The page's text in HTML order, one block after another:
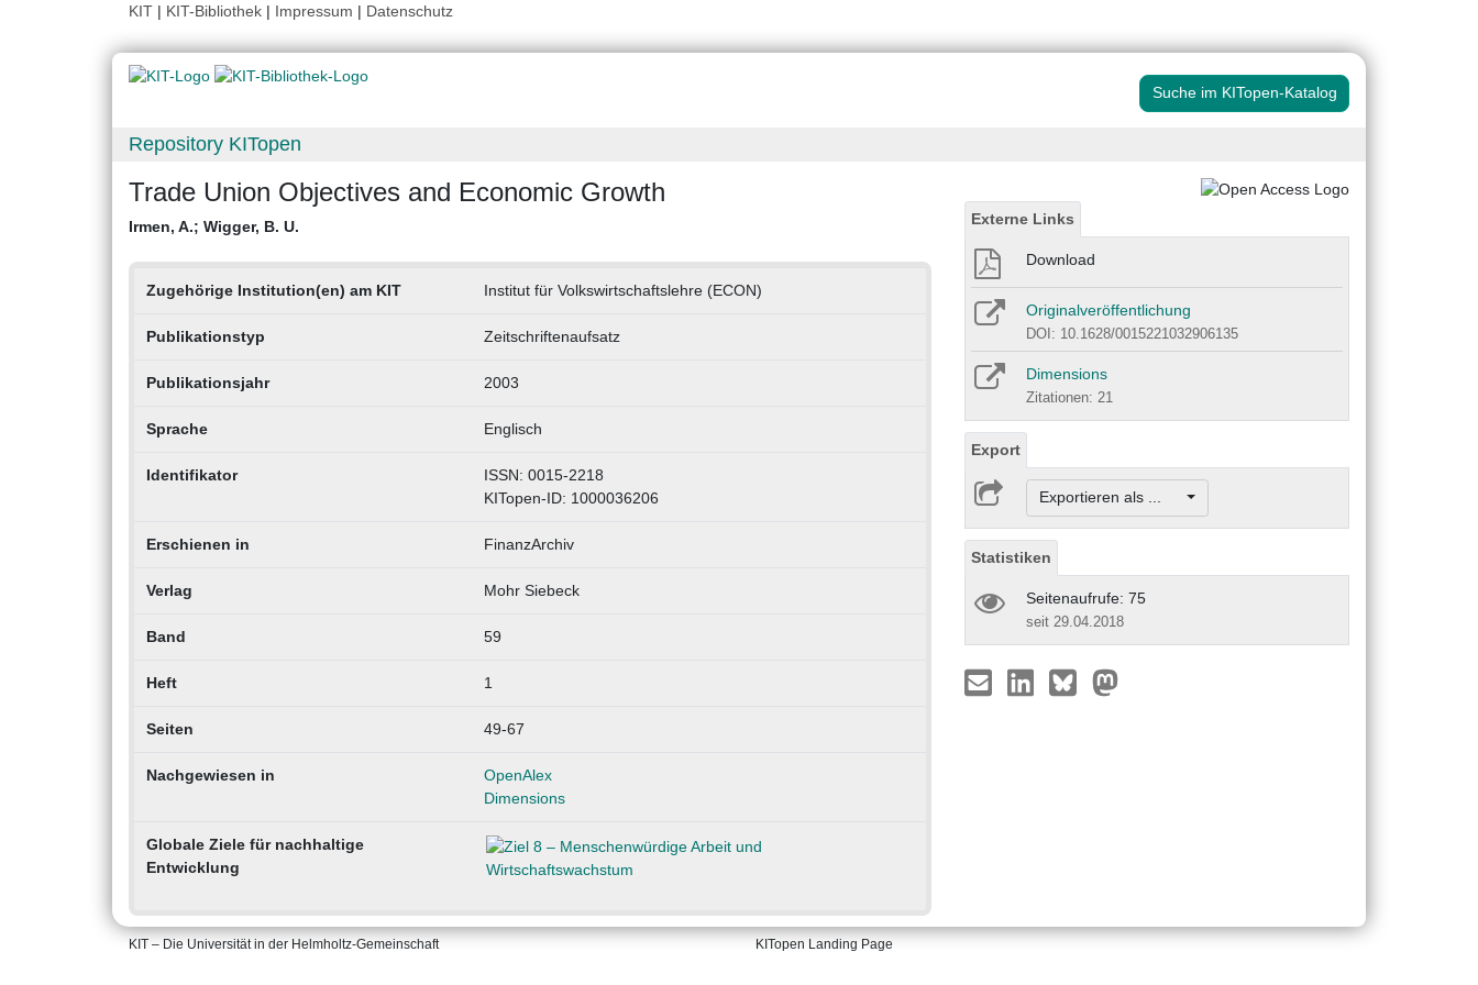
KIT | KIT-Bibliothek | Impressum | Datenschutz
Suche im KITopen-Katalog
Repository KITopen
Trade Union Objectives and Economic Growth
Irmen, A.; Wigger, B. U.
Zugehörige Institution(en) am KIT Institut für Volkswirtschaftslehre (ECON)
Publikationstyp Zeitschriftenaufsatz
Publikationsjahr 2003
Sprache Englisch
Identifikator
ISSN: 0015-2218
KITopen-ID: 1000036206
Erschienen in FinanzArchiv
Verlag Mohr Siebeck
Band 59
Heft 1
Seiten 49-67
Nachgewiesen in
OpenAlex
Dimensions
Globale Ziele für nachhaltige
Entwicklung
Externe Links
Download
Originalveröffentlichung
DOI: 10.1628/0015221032906135
Dimensions
Zitationen: 21
Export
Exportieren als ...
Statistiken
Seitenaufrufe: 75
seit 29.04.2018
KIT – Die Universität in der Helmholtz-Gemeinschaft KITopen Landing Page